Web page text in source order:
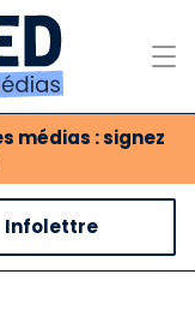
médias : signez
Infolettre